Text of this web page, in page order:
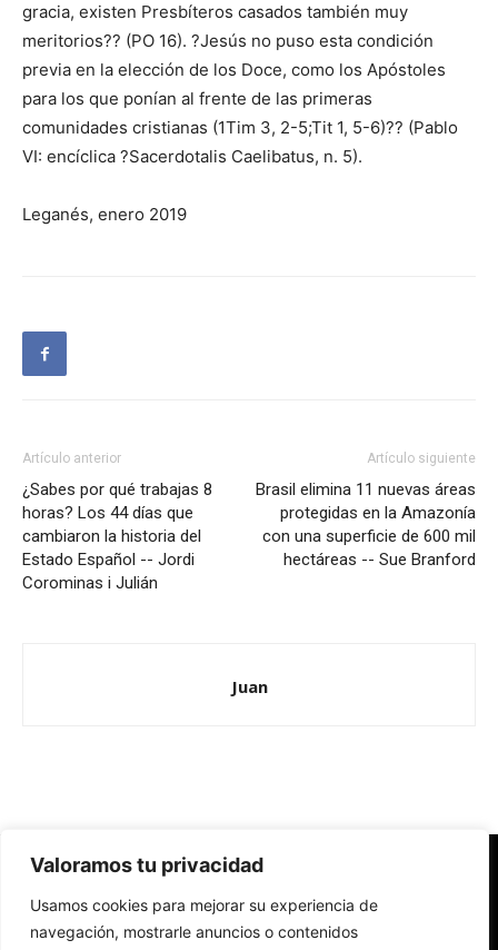
Valoramos tu privacidad
Usamos cookies para mejorar su experiencia de
navegación, mostrarle anuncios o contenidos
gracia, existen Presbíteros casados también muy
meritorios?? (PO 16). ?Jesús no puso esta condición
previa en la elección de los Doce, como los Apóstoles
para los que ponían al frente de las primeras
comunidades cristianas (1Tim 3, 2-5;Tit 1, 5-6)?? (Pablo
VI: encíclica ?Sacerdotalis Caelibatus, n. 5).
Leganés, enero 2019
Artículo anterior
¿Sabes por qué trabajas 8
horas? Los 44 días que
cambiaron la historia del
Estado Español -- Jordi
Corominas i Julián
Artículo siguiente
Brasil elimina 11 nuevas áreas
protegidas en la Amazonía
con una superficie de 600 mil
hectáreas -- Sue Branford
Juan
Redes Cristianas
Una mirada alternativa sobre la Iglesia católica y la sociedad
- Colectivos de Redes Cristianas